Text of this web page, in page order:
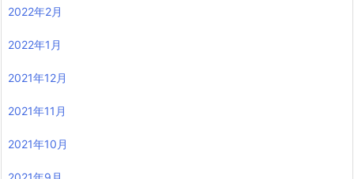
2022年2月
2022年1月
2021年12月
2021年11月
2021年10月